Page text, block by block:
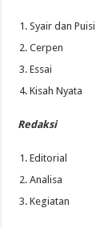
Syair dan Puisi
Cerpen
Essai
Kisah Nyata
Redaksi
Editorial
Analisa
Kegiatan